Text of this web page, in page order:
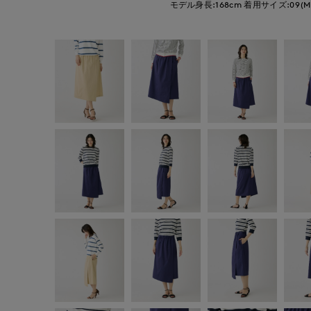
モデル身長:168cm 着用サイズ